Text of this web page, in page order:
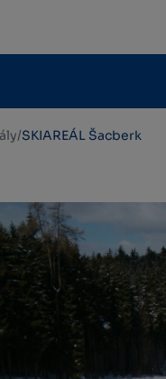
/SKIAREÁL Šacberk